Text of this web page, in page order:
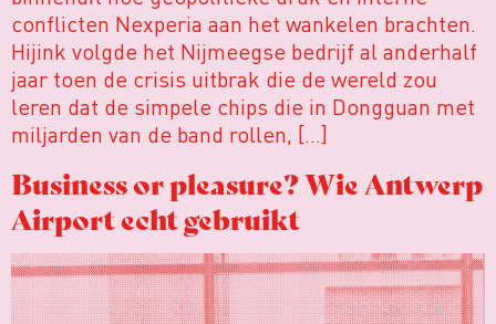
conflicten Nexperia aan het wankelen brachten.
Hijink volgde het Nijmeegse bedrijf al anderhalf
jaar toen de crisis uitbrak die de wereld zou
leren dat de simpele chips die in Dongguan met
miljarden van de band rollen, […]
Business or pleasure? Wie Antwerp
Airport echt gebruikt